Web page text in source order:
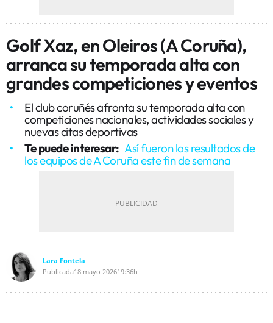
Golf Xaz, en Oleiros (A Coruña),
arranca su temporada alta con
grandes competiciones y eventos
El club coruñés afronta su temporada alta con
competiciones nacionales, actividades sociales y
nuevas citas deportivas
Te puede interesar: Así fueron los resultados de
los equipos de A Coruña este fin de semana
Lara Fontela
Publicada18 mayo 202619:36h